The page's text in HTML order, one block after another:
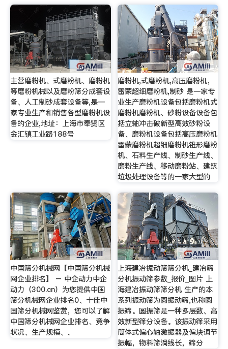
主营磨粉机、式磨粉机、磨粉机
等磨粉机械以及磨粉筛分成套设
备、人工制砂成套设备等,是一
家专业生产和销售各型磨粉机设
备的企业,地址：上海市奉贤区
金汇镇工业路188号
磨粉机,式磨粉机,高压磨粉机，
雷蒙超细磨粉机,制砂 是一家专
业生产磨粉机设备包括磨粉机式
磨粉机磨粉机、砂粉设备设备包
括立轴冲击破新型高效砂粉设
备、磨粉机设备包括高压磨粉机
雷蒙磨粉机超细磨粉机锥形磨粉
机、石料生产线、制砂生产线、
磨粉生产线、移动磨粉站、建筑
垃圾处理设备等的一家大型的
中国筛分机械网【中国筛分机械
网企业排名】 – 中企动力中企
动力（300.cn）为您提供中国
筛分机械网企业排名0、十佳中
国筛分机械网鉴赏，您可以了解
中国筛分机械网企业排名、竞争
状况、生产规模、。
上海建冶振动筛筛分机_建冶筛
分机振动筛参数_报价_图片 上
海建冶振动筛筛分机 生产的本
系列振动筛为圆振动筛,也称圆
振筛。圆振筛是一种多层数、高
效新型筛分设备。该振动筛采用
筒体式偏心轴激振器及偏块调节
振幅，物料筛淌线长，筛分